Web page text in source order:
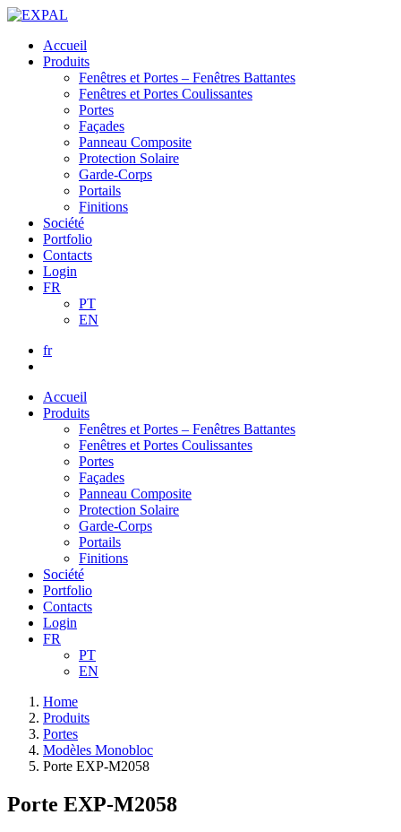
Accueil
Produits
Fenêtres et Portes – Fenêtres Battantes
Fenêtres et Portes Coulissantes
Portes
Façades
Panneau Composite
Protection Solaire
Garde-Corps
Portails
Finitions
Société
Portfolio
Contacts
Login
FR
PT
EN
fr
Accueil
Produits
Fenêtres et Portes – Fenêtres Battantes
Fenêtres et Portes Coulissantes
Portes
Façades
Panneau Composite
Protection Solaire
Garde-Corps
Portails
Finitions
Société
Portfolio
Contacts
Login
FR
PT
EN
Home
Produits
Portes
Modèles Monobloc
Porte EXP-M2058
Porte EXP-M2058